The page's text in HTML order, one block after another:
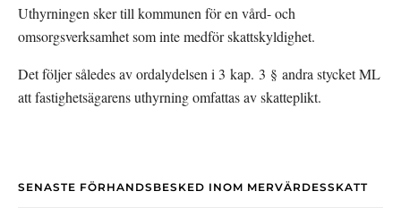
Uthyrningen sker till kommunen för en vård- och
omsorgsverksamhet som inte medför skattskyldighet.
Det följer således av ordalydelsen i 3 kap. 3 § andra stycket ML
att fastighetsägarens uthyrning omfattas av skatteplikt.
SENASTE FÖRHANDSBESKED INOM MERVÄRDESSKATT